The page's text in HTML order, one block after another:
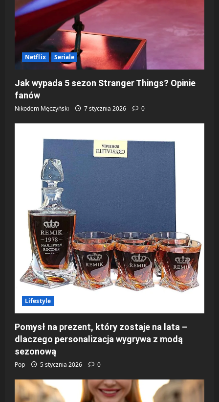
Netflix Seriale
Jak wypada 5 sezon Stranger Things? Opinie
fanów
Nikodem Męczyński 7 stycznia 2026 0
Lifestyle
Pomysł na prezent, który zostaje na lata –
dlaczego personalizacja wygrywa z modą
sezonową
Pop 5 stycznia 2026 0